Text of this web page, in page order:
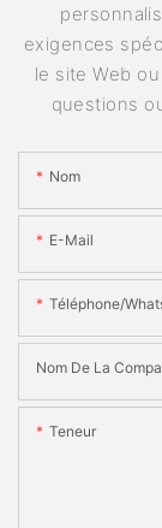
exigences
le site Web
questions
Nom
E-Mail
Téléphone/
Nom De La
Teneur